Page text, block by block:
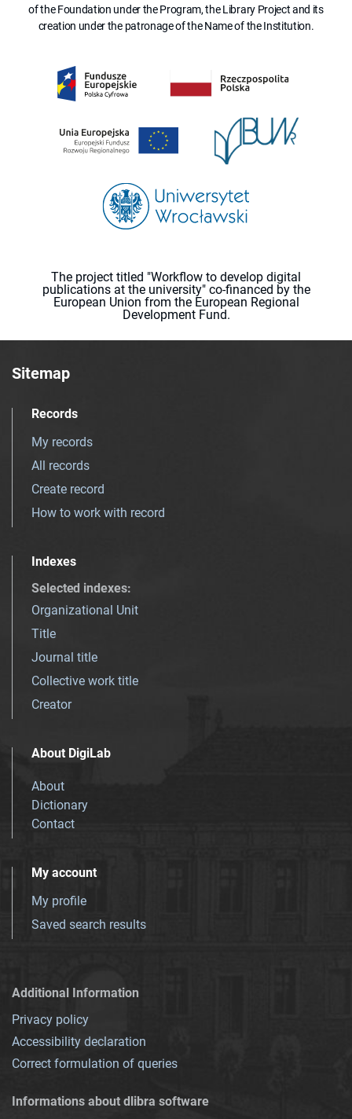
of the Foundation under the Program, the Library Project and its
creation under the patronage of the Name of the Institution.
The project titled "Workflow to develop digital
publications at the university" co-financed by the
European Union from the European Regional
Development Fund.
Sitemap
Records
My records
All records
Create record
How to work with record
Indexes
Selected indexes:
Organizational Unit
Title
Journal title
Collective work title
Creator
About DigiLab
About
Dictionary
Contact
My account
My profile
Saved search results
Additional Information
Privacy policy
Accessibility declaration
Correct formulation of queries
Informations about dlibra software